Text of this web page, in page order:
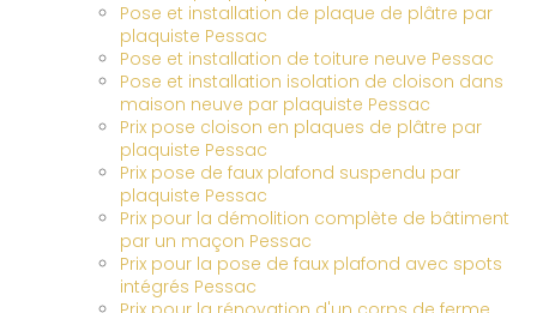
Pose et installation de plaque de plâtre par
plaquiste Pessac
Pose et installation de toiture neuve Pessac
Pose et installation isolation de cloison dans
maison neuve par plaquiste Pessac
Prix pose cloison en plaques de plâtre par
plaquiste Pessac
Prix pose de faux plafond suspendu par
plaquiste Pessac
Prix pour la démolition complète de bâtiment
par un maçon Pessac
Prix pour la pose de faux plafond avec spots
intégrés Pessac